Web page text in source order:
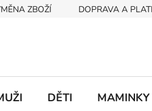
ZBOŽÍ DOPRAVA A
DĚTI MAMINKY